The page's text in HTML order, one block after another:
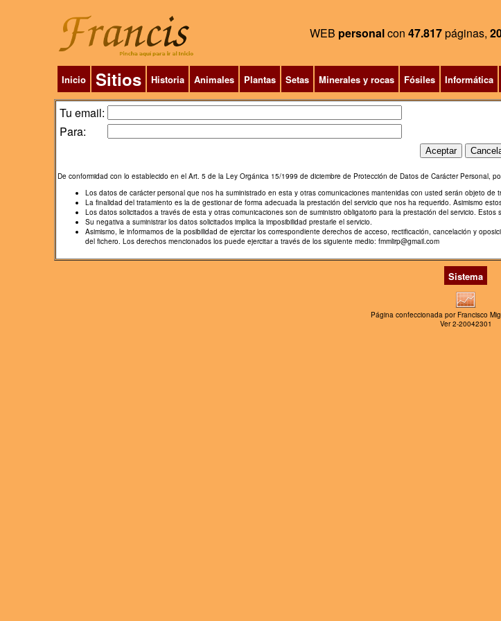
WEB personalcon 47.817páginas,
Inicio Sitios Historia Animales Plantas Setas Minerales y rocas Fósiles Informática
Tu email:
Para:
De conformidad con lo establecido en el Art. 5 de la Ley Orgánica 15/1999 de diciembre de Protección de Datos de Carácter Personal,
Los datos de carácter personal que nos ha suministrado en esta y otras comunicaciones mantenidas con usted serán objeto
La finalidad del tratamiento es la de gestionar de forma adecuada la prestación del servicio que nos ha requerido. Asimismo
Los datos solicitados a través de esta y otras comunicaciones son de suministro obligatorio para la prestación del servicio.
Su negativa a suministrar los datos solicitados implica la imposibilidad prestarle el servicio.
Asimismo, le informamos de la posibilidad de ejercitar los correspondiente derechos de acceso, rectificación, cancelación y
del fichero. Los derechos mencionados los puede ejercitar a través de los siguiente medio: fmmlirp@gmail.com
Sistema
Página confeccionada por Francisco
Ver 2-20042301